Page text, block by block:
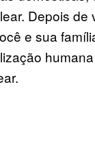
Depois
e sua